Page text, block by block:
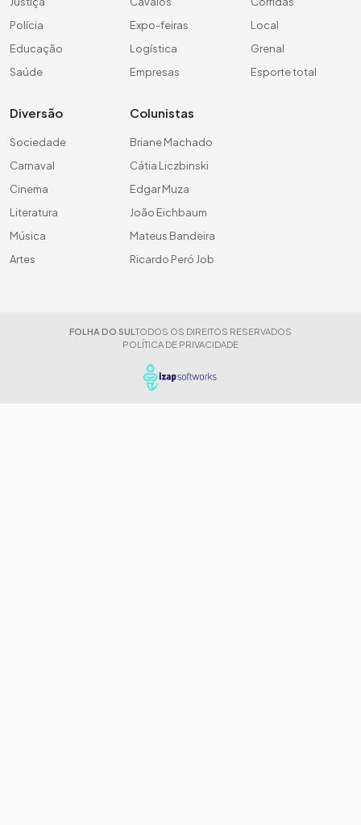
Polícia
Educação
Saúde
Expo-feiras
Logística
Empresas
Local
Grenal
Esporte total
Diversão
Sociedade
Carnaval
Cinema
Literatura
Música
Artes
Colunistas
Briane Machado
Cátia Liczbinski
Edgar Muza
João Eichbaum
Mateus Bandeira
Ricardo Peró Job
FOLHA DO SUL TODOS OS DIREITOS RESERVADOS
POLÍTICA DE PRIVACIDADE